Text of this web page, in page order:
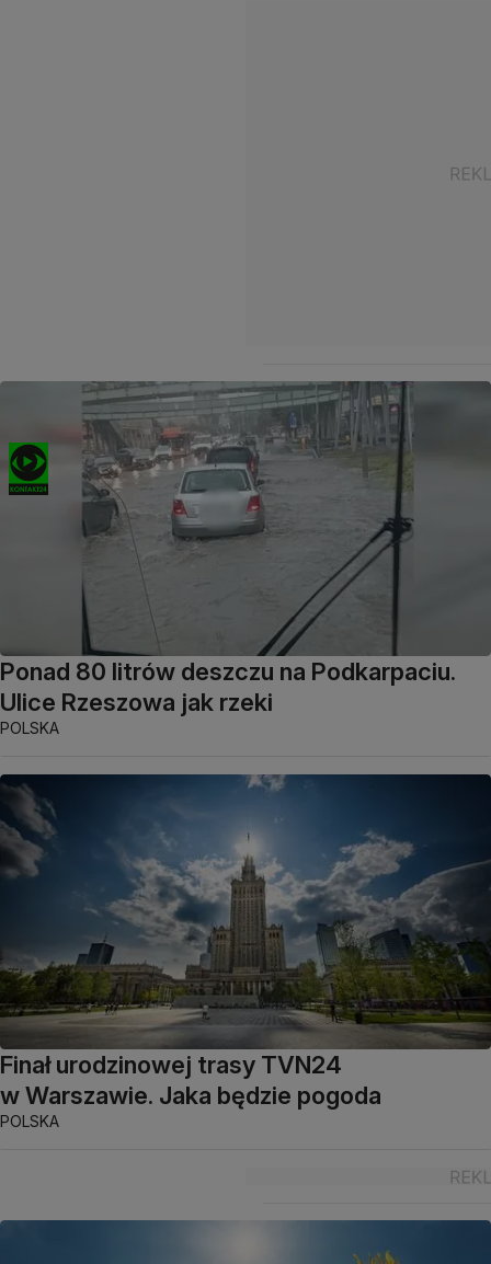
Ponad 80 litrów deszczu na Podkarpaciu.
Ulice Rzeszowa jak rzeki
POLSKA
Finał urodzinowej trasy TVN24
w Warszawie. Jaka będzie pogoda
POLSKA